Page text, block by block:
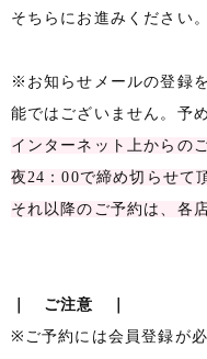
そちらにお進みください。
※お知らせメールの登録
能ではございません。予
インターネット上からの
夜24：00で締め切らせて
それ以降のご予約は、各
｜ ご注意 ｜
※ご予約には会員登録が